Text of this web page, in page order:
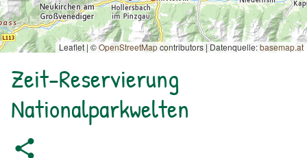
Leaflet | ©OpenStreetMapcontributors | Datenquelle:basemap.at
Zeit-Reservierung
Nationalparkwelten